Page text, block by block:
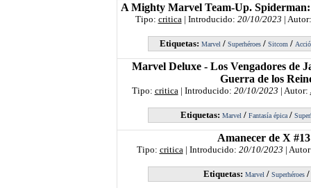
A Mighty Marvel Team-Up. Spiderman:
Tipo: critica| Introducido: 20/10/2023 |
Etiquetas: Marvel / Superhéroes / Sitcom /
Marvel Deluxe - Los Vengadores de
Guerra de los
Tipo: critica| Introducido: 20/10/2023 | Autor:
Etiquetas: Marvel/ Fantasía épica/
Amanecer de X #13
Tipo: critica| Introducido: 20/10/2023 |
Etiquetas: Marvel/ Superhéroes/